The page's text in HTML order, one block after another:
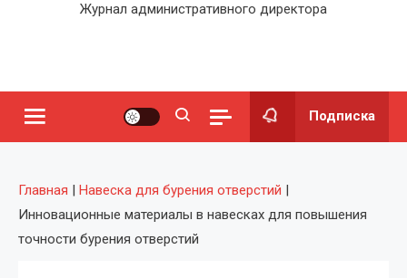
Журнал административного директора
Подписка
Главная | Навеска для бурения отверстий |
Инновационные материалы в навесках для повышения
точности бурения отверстий